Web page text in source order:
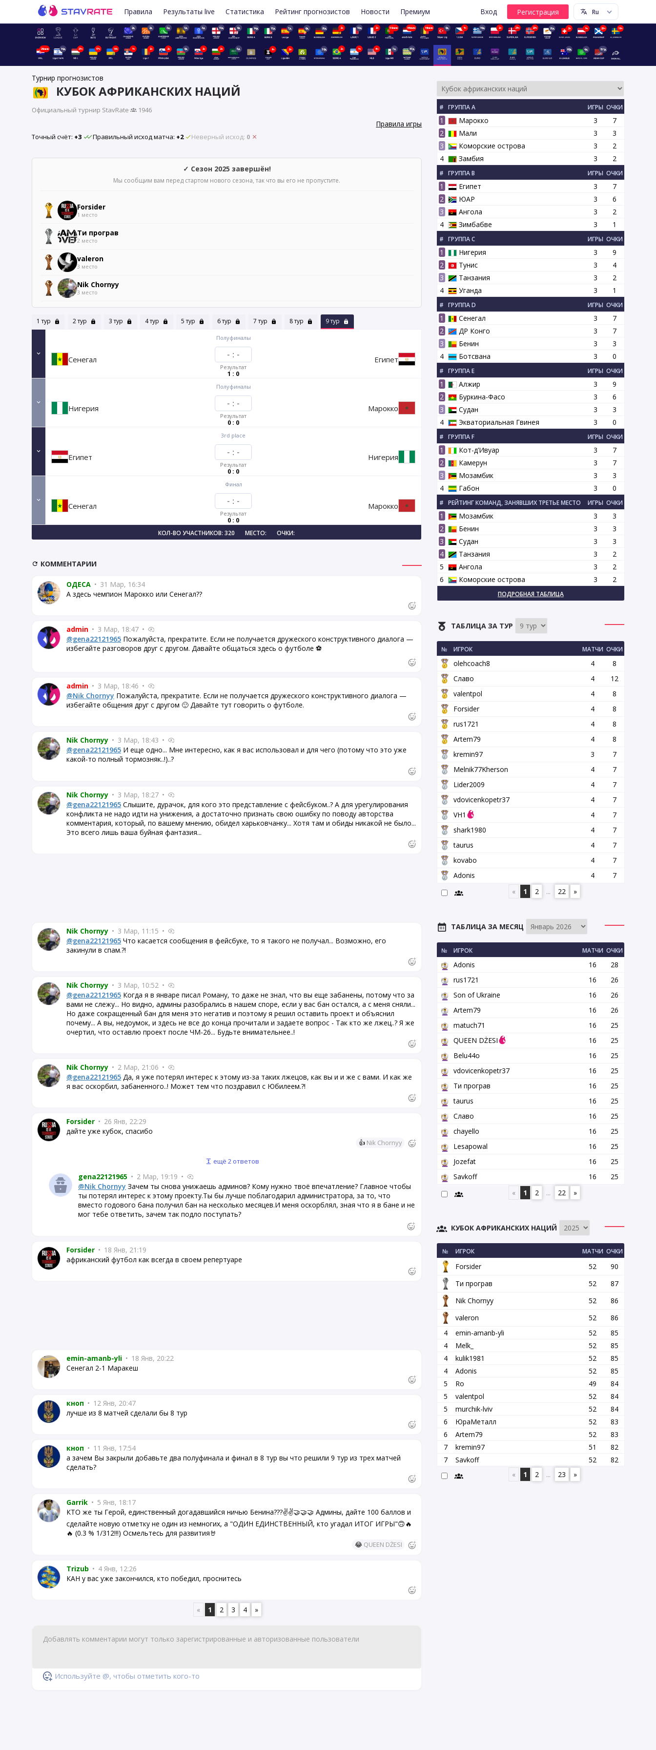
Правила Результаты live Статистика Рейтинг прогнозистов Новости Премиум Вход
2д 2д 3д 3д 3д 13д 6д 14д 13д 7д 6д 20д 2ч 13д 2ч 59мин 44мин 14мин 6д 1ч 14д 2ч 21ч 20ч 20д 2ч 1ч 20ч 19ч
29мин 14д 21ч 17ч 16ч 1ч 2ч 2ч 6д 2ч 2ч 5д 6ч 2ч 38д 2ч 1ч 4ч 7д 47д 68д 4д 151д
Турнир прогнозистов
КУБОК АФРИКАНСКИХ НАЦИЙ
Официальный турнир StavRate· 1946
Правила игры
Точный счёт: +3 Правильный исход матча: +2 Неверный исход: 0
✓ Сезон 2025 завершён!
Мы сообщим вам перед стартом нового сезона, так что вы его не пропустите.
Forsider
1 место
Ти програв
2 место
valeron
3 место
Nik Chornyy
3 место
1 тур 2 тур 3 тур 4 тур 5 тур 6 тур 7 тур 8 тур 9 тур
Полуфиналы
Сенегал - : -
Результат
1 : 0
Египет
Полуфиналы
Нигерия - : -
Результат
0 : 0
Марокко
3rd place
Египет - : -
Результат
0 : 0
Нигерия
Финал
Сенегал - : -
Результат
0 : 0
Марокко
КОЛ-ВО УЧАСТНИКОВ: 320 МЕСТО: ОЧКИ:
КОММЕНТАРИИ
OДЕСА • 31 Мар, 16:34
А здесь чемпион Марокко или Сенегал??
admin • 3 Мар, 18:47 •
@gena22121965 Пожалуйста, прекратите. Если не получается дружеского конструктивного диалога —
избегайте разговоров друг с другом. Давайте общаться здесь о футболе ⚽
admin • 3 Мар, 18:46 •
@Nik Chornyy Пожалуйста, прекратите. Если не получается дружеского конструктивного диалога —
избегайте общения друг с другом 🙂 Давайте тут говорить о футболе.
Nik Chornyy • 3 Мар, 18:43 •
@gena22121965 И еще одно... Мне интересно, как я вас использовал и для чего (потому что это уже
какой-то полный тормозняк..!)..?
Nik Chornyy • 3 Мар, 18:27 •
@gena22121965 Слышите, дурачок, для кого это представление с фейсбуком..? А для урегулирования
конфликта не надо идти на унижения, а достаточно признать свою ошибку по поводу авторства
комментария, который, по вашему мнению, обидел харьковчанку... Хотя там и обиды никакой не было...
Это всего лишь ваша буйная фантазия...
Nik Chornyy • 3 Мар, 11:15 •
@gena22121965 Что касается сообщения в фейсбуке, то я такого не получал... Возможно, его
закинули в спам.?!
Nik Chornyy • 3 Мар, 10:52 •
@gena22121965 Когда я в январе писал Роману, то даже не знал, что вы еще забанены, потому что за
вами не слежу... Но видно, админы разобрались в нашем споре, если у вас бан остался, а с меня сняли...
Но даже сокращенный бан для меня это негатив и поэтому я решил оставить проект и объяснил
почему... А вы, недоумок, и здесь не все до конца прочитали и задаете вопрос - Так кто же лжец..? Я же
очертил, что оставлю проект после ЧМ-26... Будьте внимательнее..!
Nik Chornyy • 2 Мар, 21:06 •
@gena22121965 Да, я уже потерял интерес к этому из-за таких лжецов, как вы и и же с вами. И как же
я вас оскорбил, забаненного..! Может тем что поздравил с Юбилеем.?!
Forsider • 26 Янв, 22:29
дайте уже кубок, спасибо
👍 Nik Chornyy
ещё 2 ответов
gena22121965 • 2 Мар, 19:19 •
@Nik Chornyy Зачем ты снова унижаешь админов? Кому нужно твоё впечатление? Главное чтобы
ты потерял интерес к этому проекту.Ты бы лучше поблагодарил администратора, за то, что
вместо годового бана получил бан на несколько месяцев.И меня оскорблял, зная что я в бане и не
мог тебе ответить, зачем так подло поступать?
Forsider • 18 Янв, 21:19
африканский футбол как всегда в своем репертуаре
emin-amanb-yli • 18 Янв, 20:22
Сенегал 2-1 Маракеш
кноп • 12 Янв, 20:47
лучше из 8 матчей сделали бы 8 тур
кноп • 11 Янв, 17:54
а зачем Вы закрыли добавьте два полуфинала и финал в 8 тур вы что решили 9 тур из трех матчей
сделать?
Garrik • 5 Янв, 18:17
КТО же ты Герой, единственный догадавшийся ничью Бенина???✌️✌️🤝🤝🤝 Админы, дайте 100 баллов и
сделайте новую отметку не один из немногих, а "ОДИН ЕДИНСТВЕННЫЙ, кто угадал ИТОГ ИГРЫ"🙃🔥
🔥 (0.3 % 1/312!!!) Осмельтесь для развития🤘
😂 QUEEN DŻESI
Trizub • 4 Янв, 12:26
КАН у вас уже закончился, кто победил, проснитесь
« 1 2 3 4 »
Используйте @, чтобы отметить кого-то
# ГРУППА A ИГРЫ ОЧКИ
1 Марокко 3
7
2
Мали 3
3
3
Коморские острова 3
2
4
Замбия 3 2
# ГРУППА B ИГРЫ ОЧКИ
1 Египет 3
7
2
ЮАР 3
6
3
Ангола 3
2
4
Зимбабве 3 1
# ГРУППА C ИГРЫ ОЧКИ
1 Нигерия 3
9
2
Тунис 3
4
3
Танзания 3
2
4
Уганда 3 1
# ГРУППА D ИГРЫ ОЧКИ
1 Сенегал 3
7
2
ДР Конго 3
7
3
Бенин 3
3
4
Ботсвана 3 0
# ГРУППА E ИГРЫ ОЧКИ
1 Алжир 3
9
2
Буркина-Фасо 3
6
3
Судан 3
3
4
Экваториальная Гвинея 3 0
# ГРУППА F ИГРЫ ОЧКИ
1 Кот-д’Ивуар 3
7
2
Камерун 3
7
3
Мозамбик 3
3
4
Габон 3 0
# РЕЙТИНГ КОМАНД, ЗАНЯВШИХ ТРЕТЬЕ МЕСТО ИГРЫ ОЧКИ
1 Мозамбик 3
3
2
Бенин 3
3
3
Судан 3
3
4
Танзания 3
2
5
Ангола 3
2
6
Коморские острова 3 2
ПОДРОБНАЯ ТАБЛИЦА
ТАБЛИЦА ЗА ТУР
№ ИГРОК МАТЧИ ОЧКИ
olehcoach8 4
8
Славо
4
12
valentpol
4
8
Forsider
4
8
rus1721
4
8
Artem79
4
8
kremin97
3
7
Melnik77Kherson
4
7
Lider2009
4
7
vdovicenkopetr37
4
7
VH1
4
7
shark1980
4
7
taurus
4
7
kovabo
4
7
Adonis
4
7
«
1 2 ... 22 »
ТАБЛИЦА ЗА МЕСЯЦ
№ ИГРОК МАТЧИ ОЧКИ
Adonis 16
28
rus1721
16
26
Son of Ukraine
16
26
Artem79
16
26
matuch71
16
25
QUEEN DŻESI
16
25
Belu44o
16
25
vdovicenkopetr37
16
25
Ти програв
16
25
taurus
16
25
Славо
16
25
chayello
16
25
Lesapowal
16
25
Jozefat
16
25
Savkoff
16
25
«
1 2 ... 22 »
КУБОК АФРИКАНСКИХ НАЦИЙ
№ ИГРОК МАТЧИ ОЧКИ
Forsider 52
90
Ти програв
52
87
Nik Chornyy
52
86
valeron
52
86
4
emin-amanb-yli 52
85
4
Melk_ 52
85
4
kulik1981 52
85
4
Adonis 52
85
5
Ro 49
84
5
valentpol 52
84
5
murchik-lviv 52
84
6
ЮраМеталл 52
83
6
Artem79 52
83
7
kremin97 51
82
7
Savkoff 52
82
«
1 2 ... 23 »